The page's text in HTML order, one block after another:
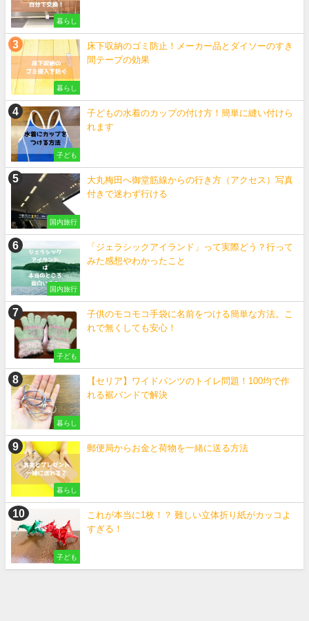
暮らし
暮らし
床下収納のゴミ防止！メーカー品とダイソーのすき
間テープの効果
子ども
子どもの水着のカップの付け方！簡単に縫い付けら
れます
国内旅行
大丸梅田へ御堂筋線からの行き方（アクセス）写真
付きで迷わず行ける
国内旅行
「ジェラシックアイランド」って実際どう？行って
みた感想やわかったこと
子ども
子供のモコモコ手袋に名前をつける簡単な方法。こ
れで無くしても安心！
暮らし
【セリア】ワイドパンツのトイレ問題！100均で作
れる裾バンドで解決
暮らし
郵便局からお金と荷物を一緒に送る方法
子ども
これが本当に1枚！？ 難しい立体折り紙がカッコよ
すぎる！